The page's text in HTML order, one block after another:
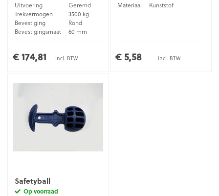
Uitvoering
Geremd
Trekvermogen
3500 kg
Bevestiging
Rond
Bevestigingsmaat
60 mm
€ 174,81 incl. BTW
Materiaal
Kunststof
€ 5,58 incl. BTW
Safetyball
Op voorraad